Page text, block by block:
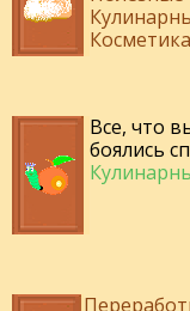
Косметика
Все, что
боялись